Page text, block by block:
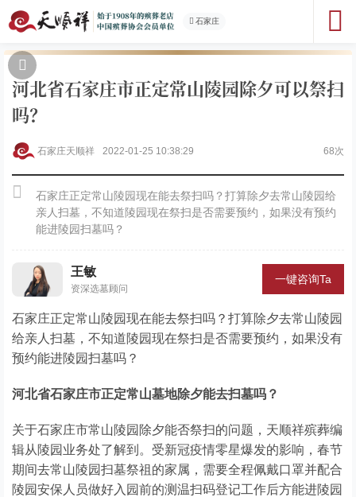
石家庄
河北省石家庄市正定常山陵园除夕可以祭扫
吗？
石家庄天顺祥 2022-01-25 10:38:29 68次
石家庄正定常山陵园现在能去祭扫吗？打算除夕去常山陵园给
亲人扫墓，不知道陵园现在祭扫是否需要预约，如果没有预约
能进陵园扫墓吗？
王敏
资深选墓顾问
一键咨询Ta
石家庄正定常山陵园现在能去祭扫吗？打算除夕去常山陵园
给亲人扫墓，不知道陵园现在祭扫是否需要预约，如果没有
预约能进陵园扫墓吗？
河北省石家庄市正定常山墓地除夕能去扫墓吗？
关于石家庄市常山陵园除夕能否祭扫的问题，天顺祥殡葬编
辑从陵园业务处了解到。受新冠疫情零星爆发的影响，春节
期间去常山陵园扫墓祭祖的家属，需要全程佩戴口罩并配合
陵园安保人员做好入园前的测温扫码登记工作后方能进陵园